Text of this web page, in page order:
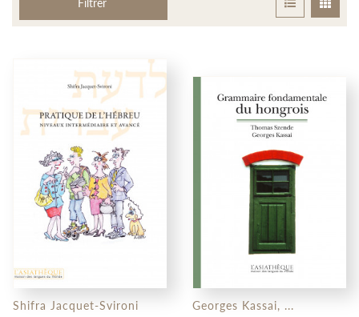
Filtrer
Shifra Jacquet-Svironi Georges Kassai, ...